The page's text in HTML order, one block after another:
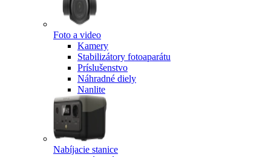
Foto a video
Kamery
Stabilizátory fotoaparátu
Príslušenstvo
Náhradné diely
Nanlite
Nabíjacie stanice